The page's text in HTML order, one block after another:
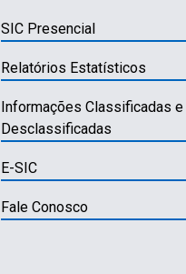
SIC Presencial
Relatórios Estatísticos
Informações Classificadas e
Desclassificadas
E-SIC
Fale Conosco